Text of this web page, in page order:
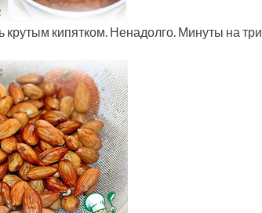
кипятком. Ненадолго. Минуты на три.